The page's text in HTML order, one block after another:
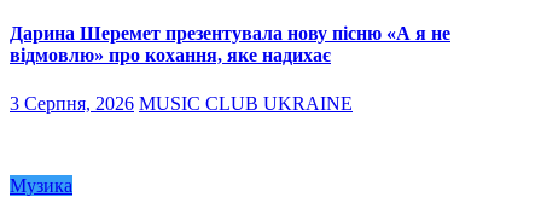
Дарина Шеремет презентувала нову пісню «А я не
відмовлю» про кохання, яке надихає
3 Серпня, 2026 MUSIC CLUB UKRAINE
Музика